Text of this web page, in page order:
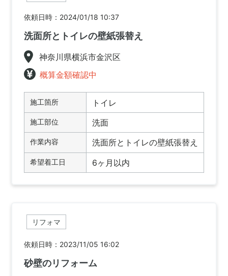
依頼日時：2024/01/18 10:37
洗面所とトイレの壁紙張替え
神奈川県横浜市金沢区
概算金額確認中
施工箇所 トイレ
施工部位 洗面
作業内容 洗面所とトイレの壁紙張替え
希望着工日 6ヶ月以内
リフォマ
依頼日時：2023/11/05 16:02
砂壁のリフォーム